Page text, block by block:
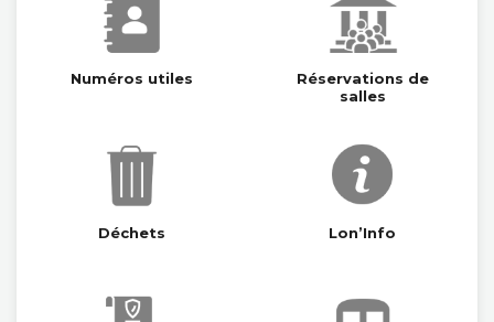
Emilie Juillerat (suppléante)
Julien Pingoud (suppléant)
Numéros utiles
Réservations de
salles
Déchets Lon’Info